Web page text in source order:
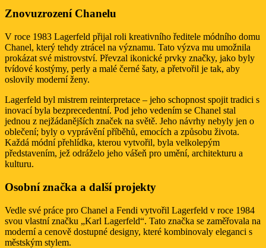
Znovuzrození Chanelu
V roce 1983 Lagerfeld přijal roli kreativního ředitele módního domu
Chanel, který tehdy ztrácel na významu. Tato výzva mu umožnila
prokázat své mistrovství. Převzal ikonické prvky značky, jako byly
tvídové kostýmy, perly a malé černé šaty, a přetvořil je tak, aby
oslovily moderní ženy.
Lagerfeld byl mistrem reinterpretace – jeho schopnost spojit tradici s
inovací byla bezprecedentní. Pod jeho vedením se Chanel stal
jednou z nejžádanějších značek na světě. Jeho návrhy nebyly jen o
oblečení; byly o vyprávění příběhů, emocích a způsobu života.
Každá módní přehlídka, kterou vytvořil, byla velkolepým
představením, jež odráželo jeho vášeň pro umění, architekturu a
kulturu.
Osobní značka a další projekty
Vedle své práce pro Chanel a Fendi vytvořil Lagerfeld v roce 1984
svou vlastní značku „Karl Lagerfeld“. Tato značka se zaměřovala na
moderní a cenově dostupné designy, které kombinovaly eleganci s
městským stylem.